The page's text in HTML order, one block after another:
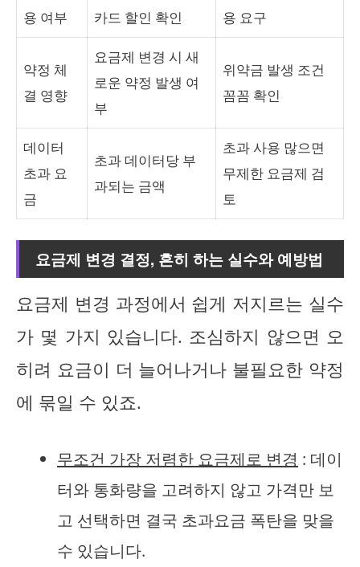
용 여부
카드 할인 확인
용 요구
약정 체
결 영향
요금제 변경 시 새
로운 약정 발생 여
부
위약금 발생 조건
꼼꼼 확인
데이터
초과 요
금
초과 데이터당 부
과되는 금액
초과 사용 많으면
무제한 요금제 검
토
요금제 변경 결정, 흔히 하는 실수와 예방법
요금제 변경 과정에서 쉽게 저지르는 실수
가 몇 가지 있습니다. 조심하지 않으면 오
히려 요금이 더 늘어나거나 불필요한 약정
에 묶일 수 있죠.
무조건 가장 저렴한 요금제로 변경 : 데이
터와 통화량을 고려하지 않고 가격만 보
고 선택하면 결국 초과요금 폭탄을 맞을
수 있습니다.